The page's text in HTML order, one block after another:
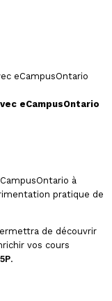
eCampusOntario
eCampusOntario
à
pratique de
de découvrir
vos cours
.